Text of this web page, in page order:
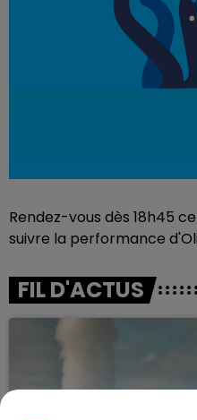
Rendez-vous dès 18h45
suivre la performance
FIL D'ACTUS